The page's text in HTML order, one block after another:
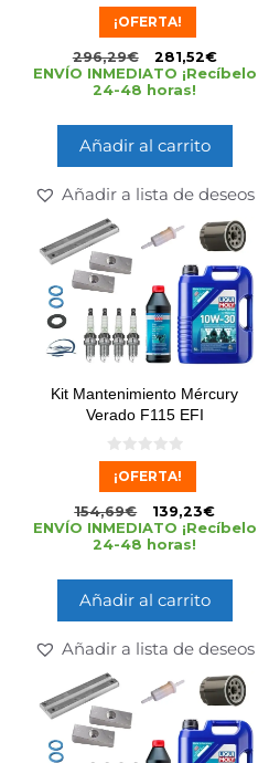
0
e
5
¡OFERTA!
296,29€ 281,52€
ENVÍO INMEDIATO ¡Recíbelo
24-48 horas!
Añadir al carrito
Añadir a lista de deseos
Kit Mantenimiento Mércury
Verado F115 EFI
0
e
5
¡OFERTA!
154,69€ 139,23€
ENVÍO INMEDIATO ¡Recíbelo
24-48 horas!
Añadir al carrito
Añadir a lista de deseos